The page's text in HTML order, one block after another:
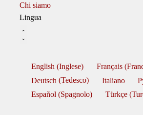
Chi siamo
Lingua
English (Inglese) Français(
Deutsch (Tedesco) Italiano
Español (Spagnolo) Türkçe(